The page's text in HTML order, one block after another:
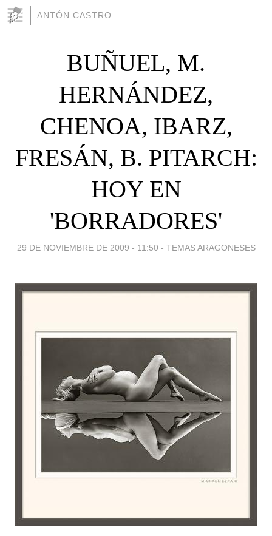
ANTÓN CASTRO
BUÑUEL, M.
HERNÁNDEZ,
CHENOA, IBARZ,
FRESÁN, B. PITARCH:
HOY EN
'BORRADORES'
29 DE NOVIEMBRE DE 2009 - 11:50 - TEMAS ARAGONESES